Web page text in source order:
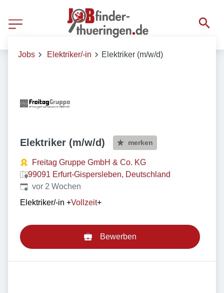
Jobs Elektriker/-in Elektriker (m/w/d)
Elektriker (m/w/d) merken
Freitag Gruppe GmbH & Co. KG
99091 Erfurt-Gispersleben, Deutschland
Veröffentlicht:
vor 2 Wochen
Elektriker/-in +Vollzeit+
Bewerben